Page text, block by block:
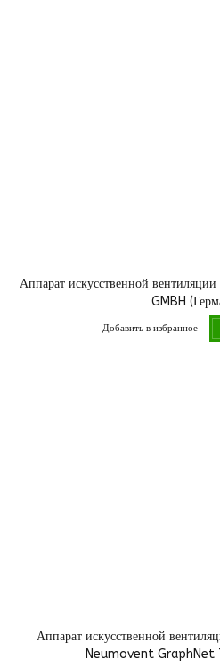
Аппарат искусственной
GMBH
Добавить в избранное
Аппарат искусственной
Neumovent GraphNet